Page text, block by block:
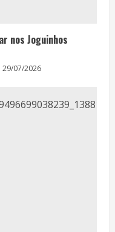
nos Joguinhos
29/07/2026